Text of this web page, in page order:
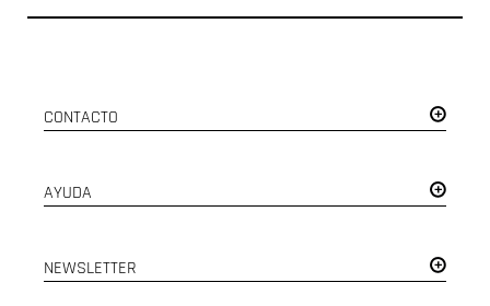
CONTACTO
AYUDA
NEWSLETTER